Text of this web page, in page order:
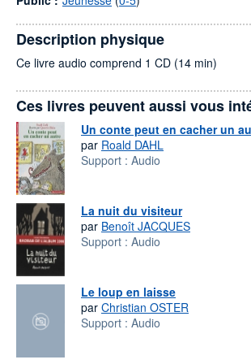
Description physique
Ce livre audio comprend 1 CD (14 min)
Ces livres peuvent aussi vous
Un conte peut en cacher un
par Roald DAHL
Support : Audio
La nuit du visiteur
par Benoît JACQUES
Support : Audio
Le loup en laisse
par Christian OSTER
Support : Audio